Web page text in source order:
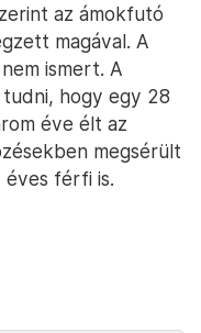
az ámokfutó
magával. A
ismert. A
hogy egy 28
éve élt az
megsérült
éves férfi is.